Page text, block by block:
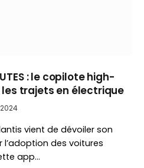
: le copilote high-
trajets en électrique
vient de dévoiler son
des voitures
app…